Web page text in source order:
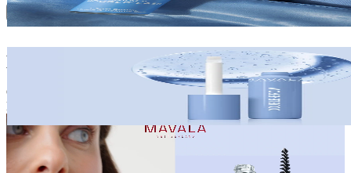
Environnement
Le Duo Soin des Cils & Sourcils
Offrez à vos cils et sourcils une longueur d'avance avec nos sérums
Double-Brow et Double-Cils.